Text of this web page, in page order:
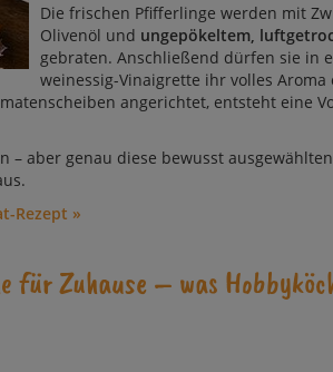
Die frischen Pfifferlinge werden mit
Oliven­öl und un­ge­pö­kel­tem,
ge­bra­ten. An­schlie­ßend dür­fen sie in
wein­essig-Vinai­grette ihr vol­les
an­ge­rich­tet, ent­steht eine
– aber ge­nau die­se be­wusst
Rezept »
für Zu­hau­se – was